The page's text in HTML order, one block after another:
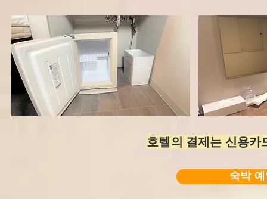
호텔의 결제는 신용카
숙박